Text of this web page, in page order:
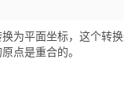
为平面坐标，这个转
点是重合的。